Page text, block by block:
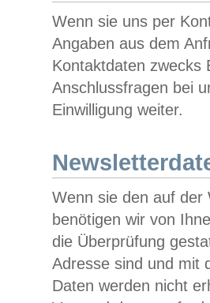
Wenn sie uns per
Angaben aus dem
Kontaktdaten zwecks
Anschlussfragen bei
Einwilligung weiter.
Wenn sie den auf der
benötigen wir von
die Überprüfung
Adresse sind und mit
Daten werden nicht